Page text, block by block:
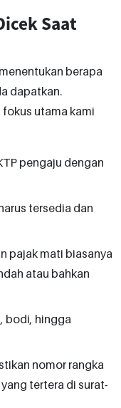
Saat
berapa
dapatkan.
utama kami
pengaju dengan
tersedia dan
pajak mati biasanya
atau bahkan
bodi, hingga
nomor rangka
tertera di surat-